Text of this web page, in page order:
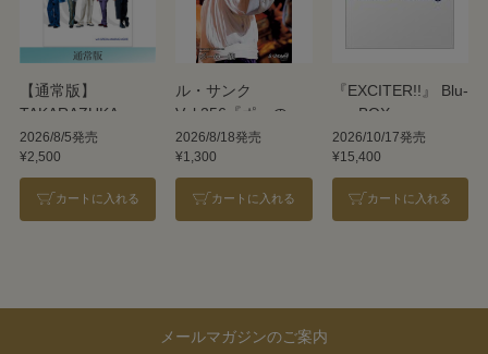
【通常版】
TAKARAZUKA
REVUE 2026
2026/8/5発売
¥2,500
カートに入れる
ル・サンク
Vol.256『ポーの一
族』＜雪組＞
2026/8/18発売
¥1,300
カートに入れる
『EXCITER!!』 Blu-
ray BOX
2026/10/17発売
¥15,400
カートに入れる
メールマガジンのご案内